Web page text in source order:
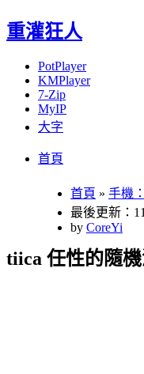
重灌狂人
PotPlayer
KMPlayer
7-Zip
MyIP
大字
首頁
首頁 » 手機
最後更新：
by CoreYi
tiica 任性的隨